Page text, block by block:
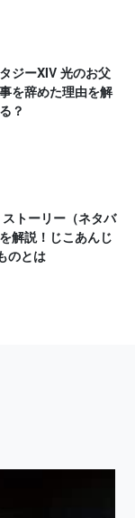
ジーXIV 光のお父
を辞めた理由を解
？
ストーリー（ネタバ
解説！じこあんじ
のとは